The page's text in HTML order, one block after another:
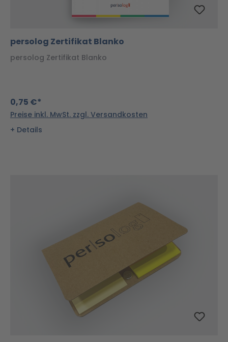
persolog Zertifikat Blanko
persolog Zertifikat Blanko
0,75 €*
Preise inkl. MwSt. zzgl. Versandkosten
Details